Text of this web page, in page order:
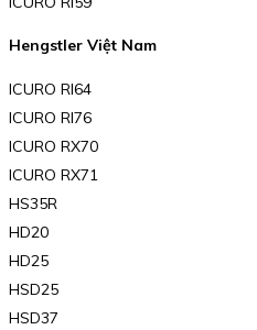
Hengstler Việt Nam
ICURO RI64
ICURO RI76
ICURO RX70
ICURO RX71
HS35R
HD20
HD25
HSD25
HSD37